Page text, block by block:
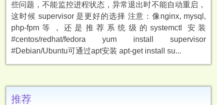
些问题，不能监控进程状态，异常退出时不能自动重启，
这时候 supervisor 是更好的选择 注意：像nginx, mysql,
php-fpm等，还是推荐系统级的systemctl 安装
#centos/redhat/fedora yum install supervisor
#Debian/Ubuntu可通过apt安装 apt-get install su...
推荐